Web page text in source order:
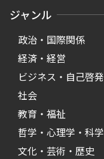
ジャンル
政治・国際関係
経済・経営
ビジネス・自己啓発
社会
教育・福祉
哲学・心理学・科学
文化・芸術・歴史